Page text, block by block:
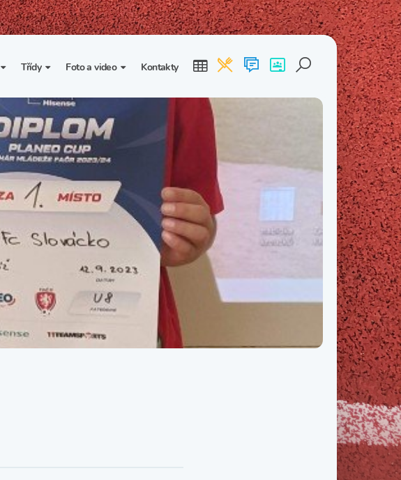
informace
řád školní jídelny
Třídy
Třída I. A Třída I. B Třída I. C
Třída II. A Třída II. C
Třída III. A Třída III. C
Třída IV. A Třída IV. B Třída IV. C
Třída V. B Třída V. C
Třída VI. A Třída VI. B Třída VI. C
Třída VII. B Třída VII. C
Třída VIII. A Třída VIII. B Třída VIII. C
Třída IX. A Třída IX. B
Foto a video
Fotogalerie
Videa
Kontakty